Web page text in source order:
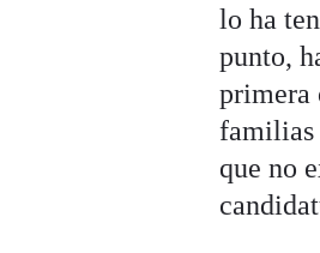
lo ha
punto,
primera
familias
que no